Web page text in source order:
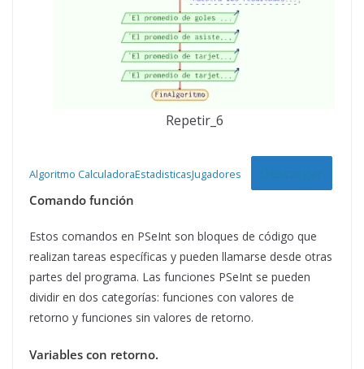
Repetir_6
Algoritmo CalculadoraEstadisticasJugadores
Comando función
Estos comandos en PSeInt son bloques de código que
realizan tareas específicas y pueden llamarse desde otras
partes del programa. Las funciones PSeInt se pueden
dividir en dos categorías: funciones con valores de
retorno y funciones sin valores de retorno.
Variables con retorno.